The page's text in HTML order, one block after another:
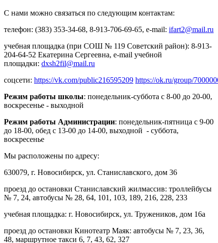
С нами можно связаться по следующим контактам:
телефон: (383) 353-34-68, 8-913-706-69-65, e-mail: ifart2@mail.ru
учебная площадка (при СОШ № 119 Советский район): 8-913-
204-64-52 Екатерина Сергеевна, e-mail учебной
площадки: dxsh2fil@mail.ru
соцсети: https://vk.com/public216595209 https://ok.ru/group/
Режим работы школы: понедельник-суббота с 8-00 до 20-00,
воскресенье - выходной
Режим работы Администрации: понедельник-пятница с 9-00
до 18-00, обед с 13-00 до 14-00, выходной - суббота,
воскресенье
Мы расположены по адресу:
630079, г. Новосибирск, ул. Станиславского, дом 36
проезд до остановки Станиславский жилмассив: троллейбусы
№ 7, 24, автобусы № 28, 64, 101, 103, 189, 216, 228, 233
учебная площадка: г. Новосибирск, ул. Тружеников, дом 16а
проезд до остановки Кинотеатр Маяк: автобусы № 7, 23, 36,
48, маршрутное такси 6, 7, 43, 62, 327